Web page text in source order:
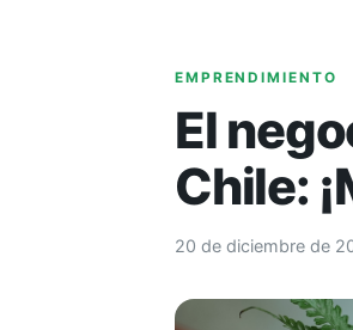
EMPRENDIMIENTO
El
Chile:
20 de diciembre de